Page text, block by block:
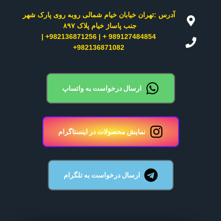
آدرس :تهران خیابان خیام شمالی روبه روی پارک شهر
جنب پاساژ خیام پلاک ۸۹۷ ​
989127484854 + | 982136871256+ |
982136871082+
ارسال درخواست به واتساپ
نمایش محصولات در اینستاگرام
ارسال درخواست به تلگرام